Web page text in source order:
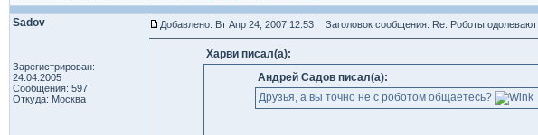
Sadov
Зарегистрирован:
24.04.2005
Сообщения: 597
Откуда: Москва
Добавлено: Вт Апр 24, 2007 12:53 Заголовок сообщения: Re: Роботы одолевают
Харви писал(а):
Андрей Садов писал(а):
Друзья, а вы точно не с роботом общаетесь?